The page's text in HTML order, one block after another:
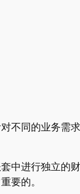
不同的业务需
中进行独立的
要的。